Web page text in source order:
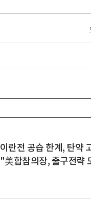
이란전 공습 한계, 탄약
"美합참의장, 출구전략